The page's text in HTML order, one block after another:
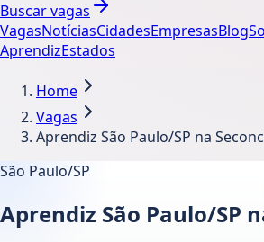
Buscar vagas
VagasNotíciasCidadesEmpresasBlog
AprendizEstados
Home
Vagas
Aprendiz São Paulo/SP na
São Paulo/SP
Aprendiz São Paulo/SP